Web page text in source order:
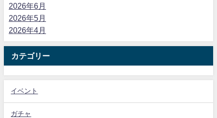
2026年6月
2026年5月
2026年4月
カテゴリー
イベント
ガチャ